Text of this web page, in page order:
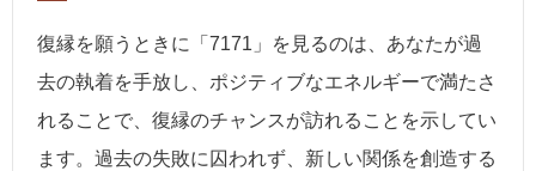
復縁を願うときに「7171」を見るのは、あなたが過
去の執着を手放し、ポジティブなエネルギーで満たさ
れることで、復縁のチャンスが訪れることを示してい
ます。過去の失敗に囚われず、新しい関係を創造する